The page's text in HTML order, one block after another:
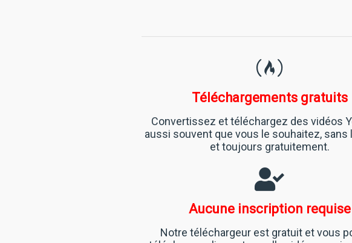
Téléchargements gratuits
Convertissez et téléchargez des vidéos
aussi souvent que vous le souhaitez, sans
et toujours gratuitement.
Aucune inscription requise
Notre téléchargeur est gratuit et vous